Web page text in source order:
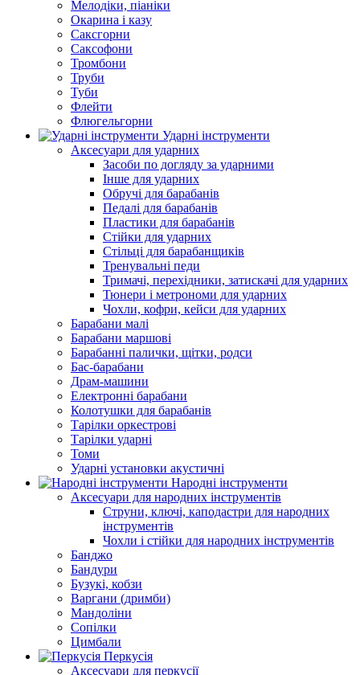
Мелодіки, піаніки
Окарина і казу
Саксгорни
Саксофони
Тромбони
Труби
Туби
Флейти
Флюгельгорни
Ударні інструменти
Аксесуари для ударних
Засоби по догляду за ударними
Інше для ударних
Обручі для барабанів
Педалі для барабанів
Пластики для барабанів
Стійки для ударних
Стільці для барабанщиків
Тренувальні педи
Тримачі, перехідники, затискачі для ударних
Тюнери і метрономи для ударних
Чохли, кофри, кейси для ударних
Барабани малі
Барабани маршові
Барабанні палички, щітки, родси
Бас-барабани
Драм-машини
Електронні барабани
Колотушки для барабанів
Тарілки оркестрові
Тарілки ударні
Томи
Ударні установки акустичні
Народні інструменти
Аксесуари для народних інструментів
Струни, ключі, каподастри для народних
інструментів
Чохли і стійки для народних інструментів
Банджо
Бандури
Бузукі, кобзи
Варгани (дримби)
Мандоліни
Сопілки
Цимбали
Перкусія
Аксесуари для перкусії